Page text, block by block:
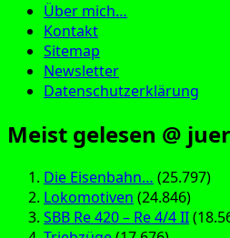
Über mich…
Kontakt
Sitemap
Newsletter
Datenschutzerklärung
Meist gelesen @
Die Eisenbahn… (25.797)
Lokomotiven (24.846)
SBB Re 420 – Re 4/4 II